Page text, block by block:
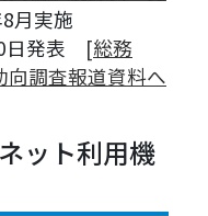
す）
月実施
日発表 [総務
向調査報道資料へ
ット利用機